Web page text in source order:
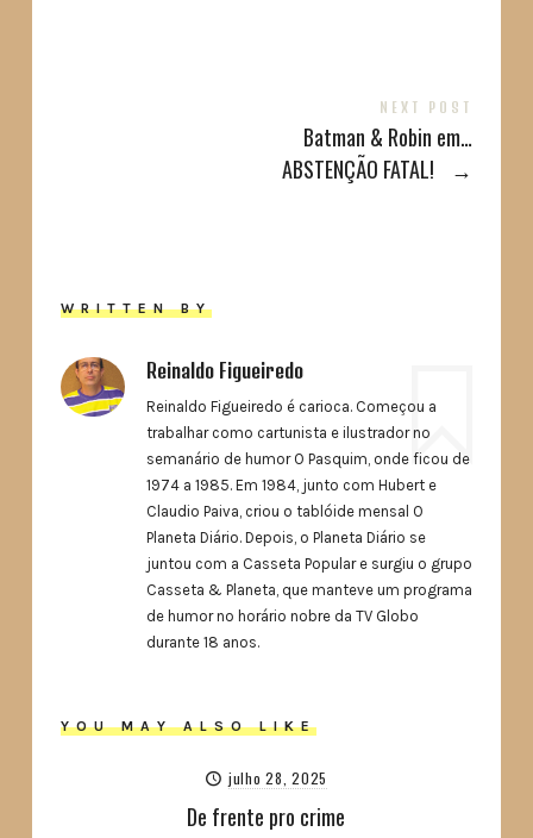
NEXT POST
Batman & Robin em…
ABSTENÇÃO FATAL!
→
WRITTEN BY
Reinaldo Figueiredo
Reinaldo Figueiredo é carioca. Começou a
trabalhar como cartunista e ilustrador no
semanário de humor O Pasquim, onde ficou de
1974 a 1985. Em 1984, junto com Hubert e
Claudio Paiva, criou o tablóide mensal O
Planeta Diário. Depois, o Planeta Diário se
juntou com a Casseta Popular e surgiu o grupo
Casseta & Planeta, que manteve um programa
de humor no horário nobre da TV Globo
durante 18 anos.
YOU MAY ALSO LIKE
julho 28, 2025
De frente pro crime